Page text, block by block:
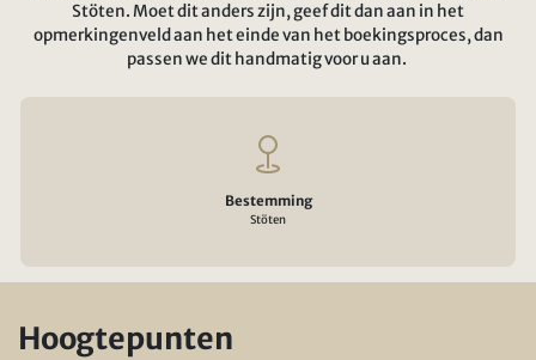
Stöten. Moet dit anders zijn, geef dit dan aan in het
opmerkingenveld aan het einde van het boekingsproces, dan
passen we dit handmatig voor u aan.
Bestemming
Stöten
Hoogtepunten